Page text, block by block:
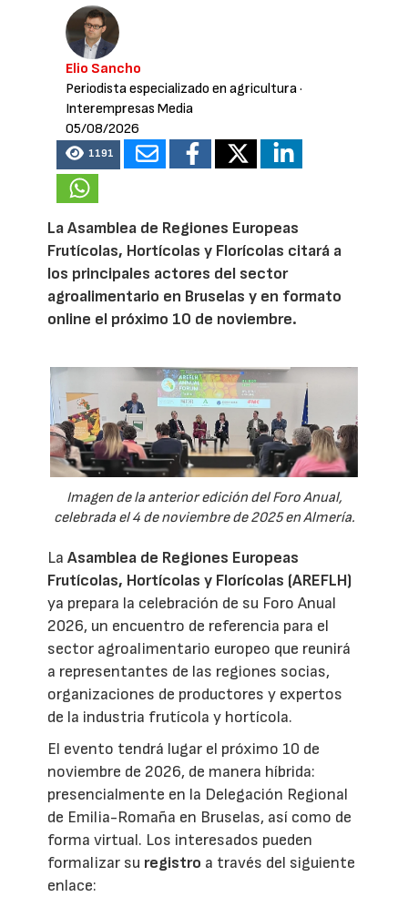
Elio Sancho
Periodista especializado en agricultura·
Interempresas Media
05/08/2026
1191
La Asamblea de Regiones Europeas
Frutícolas, Hortícolas y Florícolas citará a
los principales actores del sector
agroalimentario en Bruselas y en formato
online el próximo 10 de noviembre.
Imagen de la anterior edición del Foro Anual,
celebrada el 4 de noviembre de 2025 en Almería.
LaAsamblea de Regiones Europeas
Frutícolas, Hortícolas y Florícolas (AREFLH)
ya prepara la celebración de su Foro Anual
2026, un encuentro de referencia para el
sector agroalimentario europeo que reunirá
a representantes de las regiones socias,
organizaciones de productores y expertos
de la industria frutícola y hortícola.
El evento tendrá lugar el próximo 10 de
noviembre de 2026, de manera híbrida:
presencialmente en la Delegación Regional
de Emilia-Romaña en Bruselas, así como de
forma virtual. Los interesados pueden
formalizar su registro a través del siguiente
enlace: